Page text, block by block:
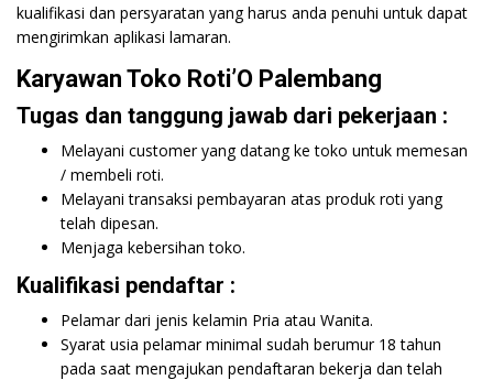
kualifikasi dan persyaratan yang harus anda penuhi untuk dapat
mengirimkan aplikasi lamaran.
Karyawan Toko Roti’O Palembang
Tugas dan tanggung jawab dari pekerjaan :
Melayani customer yang datang ke toko untuk memesan
/ membeli roti.
Melayani transaksi pembayaran atas produk roti yang
telah dipesan.
Menjaga kebersihan toko.
Kualifikasi pendaftar :
Pelamar dari jenis kelamin Pria atau Wanita.
Syarat usia pelamar minimal sudah berumur 18 tahun
pada saat mengajukan pendaftaran bekerja dan telah